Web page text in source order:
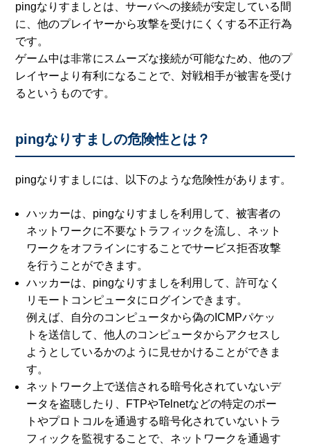
pingなりすましとは、サーバへの接続が安定している間
に、他のプレイヤーから攻撃を受けにくくする不正行為
です。
ゲーム中は非常にスムーズな接続が可能なため、他のプ
レイヤーより有利になることで、対戦相手が被害を受け
るというものです。
pingなりすましの危険性とは？
pingなりすましには、以下のような危険性があります。
ハッカーは、pingなりすましを利用して、被害者の
ネットワークに不要なトラフィックを流し、ネット
ワークをオフラインにすることでサービス拒否攻撃
を行うことができます。
ハッカーは、pingなりすましを利用して、許可なく
リモートコンピュータにログインできます。
例えば、自分のコンピュータから偽のICMPパケッ
トを送信して、他人のコンピュータからアクセスし
ようとしているかのように見せかけることができま
す。
ネットワーク上で送信される暗号化されていないデ
ータを盗聴したり、FTPやTelnetなどの特定のポー
トやプロトコルを通過する暗号化されていないトラ
フィックを監視することで、ネットワークを通過す